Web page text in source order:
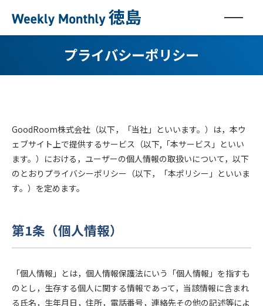
プライバシーポリシー
GoodRoom株式会社（以下，「当社」といいます。）は，本ウ
ェブサイト上で提供するサービス（以下,「本サービス」といい
ます。）における，ユーザーの個人情報の取扱いについて，以下
のとおりプライバシーポリシー（以下，「本ポリシー」といいま
す。）を定めます。
第1条（個人情報）
「個人情報」とは，個人情報保護法にいう「個人情報」を指すも
のとし，生存する個人に関する情報であって，当該情報に含まれ
る氏名，生年月日，住所，電話番号，連絡先その他の記述等によ